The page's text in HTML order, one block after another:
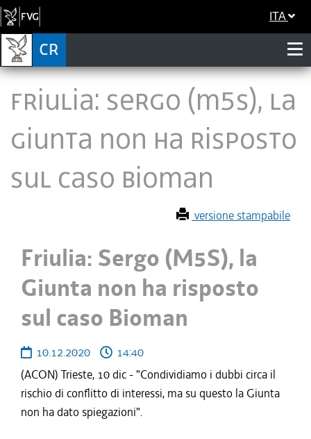
ITA
Friulia: Sergo (M5S), la
Giunta non ha risposto
sul caso Bioman
versione stampabile
Friulia: Sergo (M5S), la
Giunta non ha risposto
sul caso Bioman
10.12.2020
14:40
(ACON) Trieste, 10 dic - "Condividiamo i dubbi circa il
rischio di conflitto di interessi, ma su questo la Giunta
non ha dato spiegazioni".